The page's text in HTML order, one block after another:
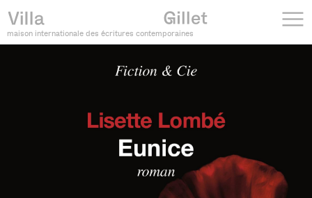
maison internationale des écritures contemporaines